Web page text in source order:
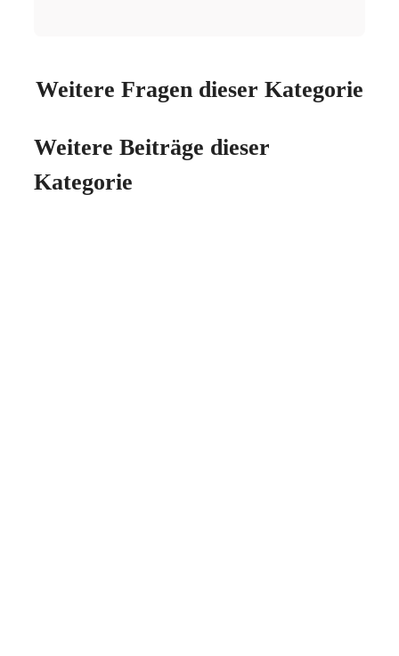
Weitere Fragen dieser Kategorie
Weitere Beiträge dieser
Kategorie